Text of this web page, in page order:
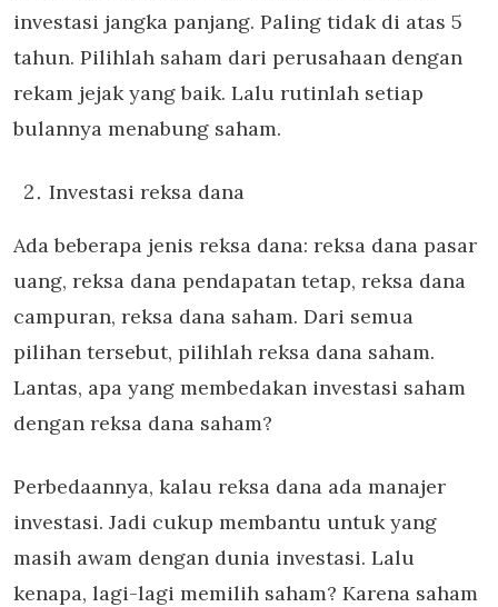
investasi jangka panjang. Paling tidak di atas 5
tahun. Pilihlah saham dari perusahaan dengan
rekam jejak yang baik. Lalu rutinlah setiap
bulannya menabung saham.
Investasi reksa dana
Ada beberapa jenis reksa dana: reksa dana pasar
uang, reksa dana pendapatan tetap, reksa dana
campuran, reksa dana saham. Dari semua
pilihan tersebut, pilihlah reksa dana saham.
Lantas, apa yang membedakan investasi saham
dengan reksa dana saham?
Perbedaannya, kalau reksa dana ada manajer
investasi. Jadi cukup membantu untuk yang
masih awam dengan dunia investasi. Lalu
kenapa, lagi-lagi memilih saham? Karena saham